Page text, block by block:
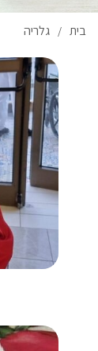
בית / גלריה